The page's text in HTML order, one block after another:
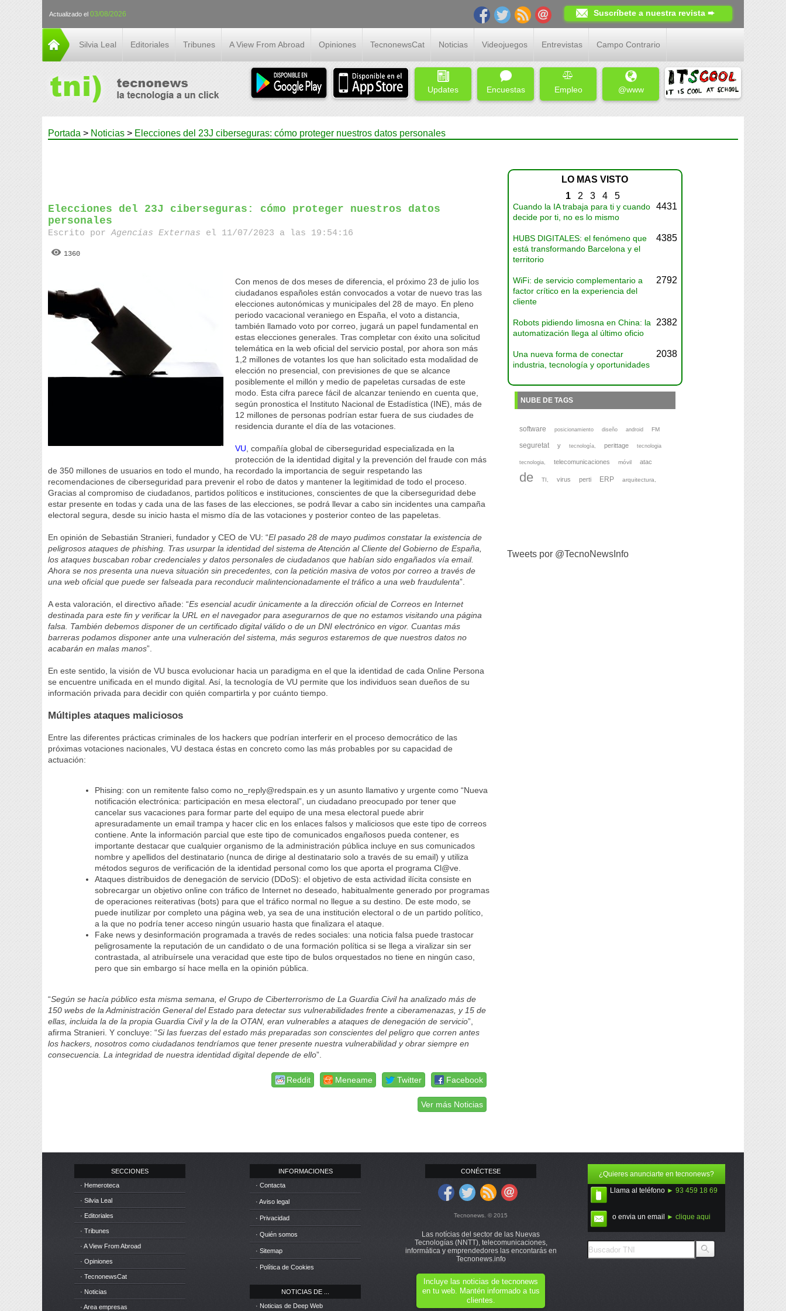
Actualizado el 03/08/2026 Suscríbete a nuestra revista ➨
Silvia Leal Editoriales Tribunes A View From Abroad Opiniones TecnonewsCat Noticias Videojuegos Entrevistas Campo Contrario
Updates Encuestas Empleo @www
Portada > Noticias > Elecciones del 23J ciberseguras: cómo proteger nuestros datos personales
Elecciones del 23J ciberseguras: cómo proteger nuestros datos
personales
Escrito porAgencias Externas el 11/07/2023 a las 19:54:16
1360
Con menos de dos meses de diferencia, el próximo 23 de julio los
ciudadanos españoles están convocados a votar de nuevo tras las
elecciones autonómicas y municipales del 28 de mayo. En pleno
periodo vacacional veraniego en España, el voto a distancia,
también llamado voto por correo, jugará un papel fundamental en
estas elecciones generales. Tras completar con éxito una solicitud
telemática en la web oficial del servicio postal, por ahora son más
1,2 millones de votantes los que han solicitado esta modalidad de
elección no presencial, con previsiones de que se alcance
posiblemente el millón y medio de papeletas cursadas de este
modo. Esta cifra parece fácil de alcanzar teniendo en cuenta que,
según pronostica el Instituto Nacional de Estadística (INE), más de
12 millones de personas podrían estar fuera de sus ciudades de
residencia durante el día de las votaciones.
VU , compañía global de ciberseguridad especializada en la
protección de la identidad digital y la prevención del fraude con más
de 350 millones de usuarios en todo el mundo, ha recordado la importancia de seguir respetando las
recomendaciones de ciberseguridad para prevenir el robo de datos y mantener la legitimidad de todo el proceso.
Gracias al compromiso de ciudadanos, partidos políticos e instituciones, conscientes de que la ciberseguridad debe
estar presente en todas y cada una de las fases de las elecciones, se podrá llevar a cabo sin incidentes una campaña
electoral segura, desde su inicio hasta el mismo día de las votaciones y posterior conteo de las papeletas.
En opinión de Sebastián Stranieri, fundador y CEO de VU: “El pasado 28 de mayo pudimos constatar la existencia de
peligrosos ataques de phishing. Tras usurpar la identidad del sistema de Atención al Cliente del Gobierno de España,
los ataques buscaban robar credenciales y datos personales de ciudadanos que habían sido engañados vía email.
Ahora se nos presenta una nueva situación sin precedentes, con la petición masiva de votos por correo a través de
una web oficial que puede ser falseada para reconducir malintencionadamente el tráfico a una web fraudulenta”.
A esta valoración, el directivo añade: “Es esencial acudir únicamente a la dirección oficial de Correos en Internet
destinada para este fin y verificar la URL en el navegador para asegurarnos de que no estamos visitando una página
falsa. También debemos disponer de un certificado digital válido o de un DNI electrónico en vigor. Cuantas más
barreras podamos disponer ante una vulneración del sistema, más seguros estaremos de que nuestros datos no
acabarán en malas manos”.
En este sentido, la visión de VU busca evolucionar hacia un paradigma en el que la identidad de cada Online Persona
se encuentre unificada en el mundo digital. Así, la tecnología de VU permite que los individuos sean dueños de su
información privada para decidir con quién compartirla y por cuánto tiempo.
Múltiples ataques maliciosos
Entre las diferentes prácticas criminales de los hackers que podrían interferir en el proceso democrático de las
próximas votaciones nacionales, VU destaca éstas en concreto como las más probables por su capacidad de
actuación:
Phising: con un remitente falso como no_reply@redspain.es y un asunto llamativo y urgente como “Nueva
notificación electrónica: participación en mesa electoral”, un ciudadano preocupado por tener que
cancelar sus vacaciones para formar parte del equipo de una mesa electoral puede abrir
apresuradamente un email trampa y hacer clic en los enlaces falsos y maliciosos que este tipo de correos
contiene. Ante la información parcial que este tipo de comunicados engañosos pueda contener, es
importante destacar que cualquier organismo de la administración pública incluye en sus comunicados
nombre y apellidos del destinatario (nunca de dirige al destinatario solo a través de su email) y utiliza
métodos seguros de verificación de la identidad personal como los que aporta el programa Cl@ve.
Ataques distribuidos de denegación de servicio (DDoS): el objetivo de esta actividad ilícita consiste en
sobrecargar un objetivo online con tráfico de Internet no deseado, habitualmente generado por programas
de operaciones reiterativas (bots) para que el tráfico normal no llegue a su destino. De este modo, se
puede inutilizar por completo una página web, ya sea de una institución electoral o de un partido político,
a la que no podría tener acceso ningún usuario hasta que finalizara el ataque.
Fake news y desinformación programada a través de redes sociales: una noticia falsa puede trastocar
peligrosamente la reputación de un candidato o de una formación política si se llega a viralizar sin ser
contrastada, al atribuírsele una veracidad que este tipo de bulos orquestados no tiene en ningún caso,
pero que sin embargo sí hace mella en la opinión pública.
“Según se hacía público esta misma semana, el Grupo de Ciberterrorismo de La Guardia Civil ha analizado más de
150 webs de la Administración General del Estado para detectar sus vulnerabilidades frente a ciberamenazas, y 15 de
ellas, incluida la de la propia Guardia Civil y la de la OTAN, eran vulnerables a ataques de denegación de servicio”,
afirma Stranieri. Y concluye: “Si las fuerzas del estado más preparadas son conscientes del peligro que corren antes
los hackers, nosotros como ciudadanos tendríamos que tener presente nuestra vulnerabilidad y obrar siempre en
consecuencia. La integridad de nuestra identidad digital depende de ello”.
Facebook
Twitter
Meneame
Reddit
Ver más Noticias
LO MAS VISTO
1 2 3 4 5
Cuando la IA trabaja para ti y cuando
decide por ti, no es lo mismo
4431
HUBS DIGITALES: el fenómeno que
está transformando Barcelona y el
territorio
4385
WiFi: de servicio complementario a
factor crítico en la experiencia del
cliente
2792
Robots pidiendo limosna en China: la
automatización llega al último oficio
2382
Una nueva forma de conectar
industria, tecnología y oportunidades
2038
NUBE DE TAGS
software posicionamiento diseño android FM
seguretat y tecnología, perittage tecnologia
tecnologia, telecomunicaciones móvil atac
de TI, virus perti ERP arquitectura,
Tweets por @TecnoNewsInfo
SECCIONES
· Hemeroteca
· Silvia Leal
· Editoriales
· Tribunes
· A View From Abroad
· Opiniones
· TecnonewsCat
· Noticias
· Area empresas
INFORMACIONES
· Contacta
· Aviso legal
· Privacidad
· Quién somos
· Sitemap
· Política de Cookies
NOTICIAS DE ...
· Noticias de Deep Web
CONÉCTESE
Tecnonews. © 2015
Las notícias del sector de las Nuevas
Tecnologías (NNTT), telecomunicaciones,
informática y emprendedores las encontarás en
Tecnonews.info
Incluye las noticias de tecnonews
en tu web. Mantén informado a tus
clientes.
¿Quieres anunciarte en tecnonews?
Llama al teléfono ► 93 459 18 69
o envia un email ► clique aqui